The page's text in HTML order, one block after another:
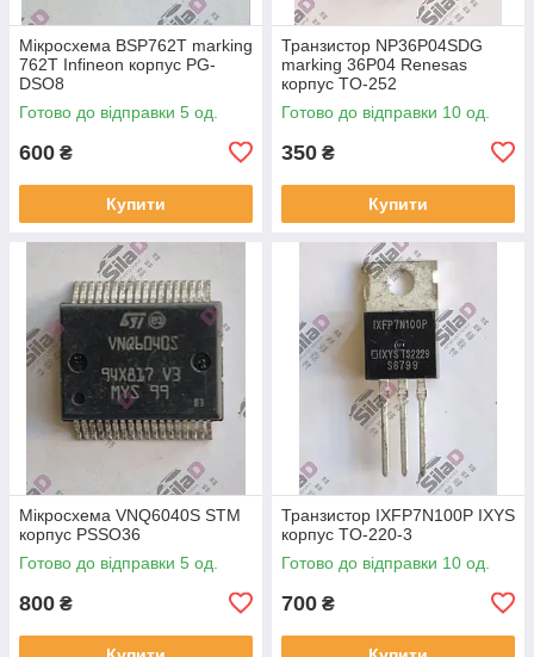
Мікросхема BSP762T marking
762T Infineon корпус PG-
DSO8
Готово до відправки 5 од.
600 ₴
Купити
Транзистор NP36P04SDG
marking 36P04 Renesas
корпус TO-252
Готово до відправки 10 од.
350 ₴
Купити
Мікросхема VNQ6040S STM
корпус PSSO36
Готово до відправки 5 од.
800 ₴
Транзистор IXFP7N100P IXYS
корпус TO-220-3
Готово до відправки 10 од.
700 ₴